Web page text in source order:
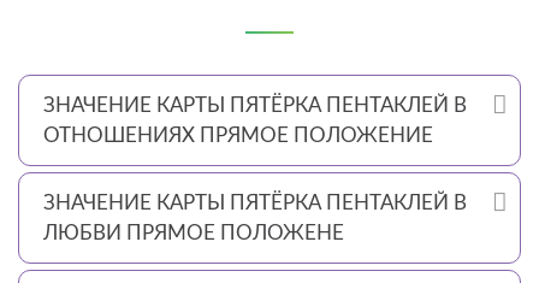
ЗНАЧЕНИЕ КАРТЫ ПЯТЁРКА ПЕНТАКЛЕЙ В
ОТНОШЕНИЯХ ПРЯМОЕ ПОЛОЖЕНИЕ
ЗНАЧЕНИЕ КАРТЫ ПЯТЁРКА ПЕНТАКЛЕЙ В
ЛЮБВИ ПРЯМОЕ ПОЛОЖЕНЕ